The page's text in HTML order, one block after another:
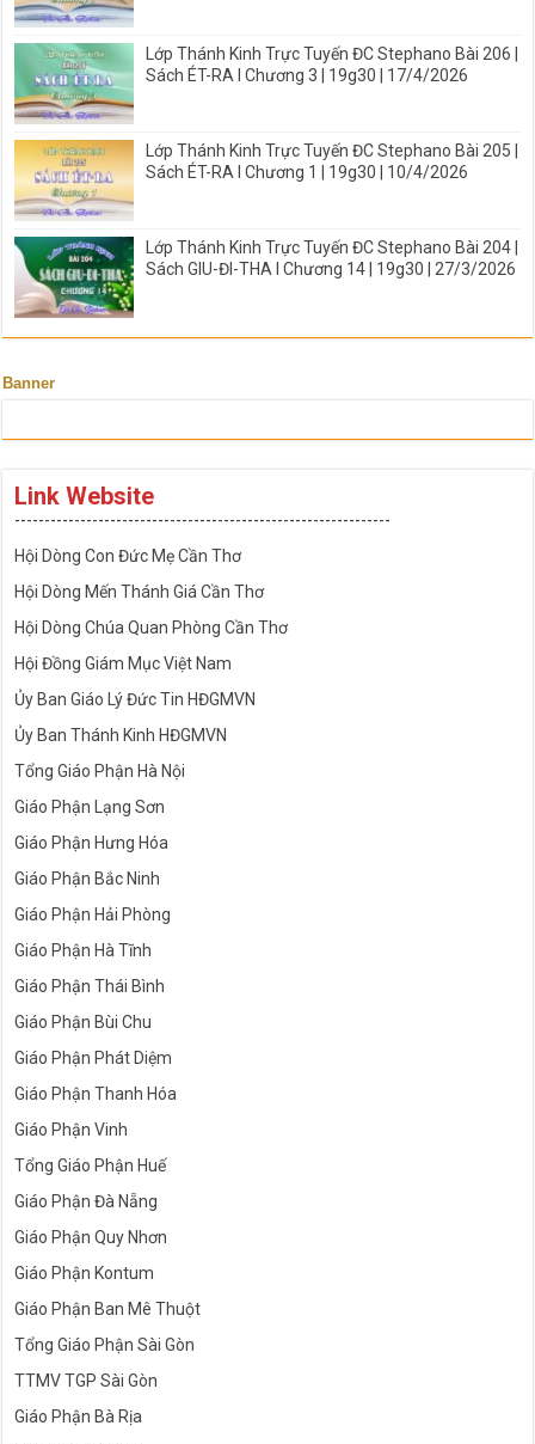
Lớp Thánh Kinh Trực Tuyến ĐC Stephano Bài 206 |
Sách ÉT-RA I Chương 3 | 19g30 | 17/4/2026
Lớp Thánh Kinh Trực Tuyến ĐC Stephano Bài 205 |
Sách ÉT-RA I Chương 1 | 19g30 | 10/4/2026
Lớp Thánh Kinh Trực Tuyến ĐC Stephano Bài 204 |
Sách GIU-ĐI-THA I Chương 14 | 19g30 | 27/3/2026
Banner
Link Website
---------------------------------------------------------------
Hội Dòng Con Đức Mẹ Cần Thơ
Hội Dòng Mến Thánh Giá Cần Thơ
Hội Dòng Chúa Quan Phòng Cần Thơ
Hội Đồng Giám Mục Việt Nam
Ủy Ban Giáo Lý Đức Tin HĐGMVN
Ủy Ban Thánh Kinh HĐGMVN
Tổng Giáo Phận Hà Nội
Giáo Phận Lạng Sơn
Giáo Phận Hưng Hóa
Giáo Phận Bắc Ninh
Giáo Phận Hải Phòng
Giáo Phận Hà Tĩnh
Giáo Phận Thái Bình
Giáo Phận Bùi Chu
Giáo Phận Phát Diệm
Giáo Phận Thanh Hóa
Giáo Phận Vinh
Tổng Giáo Phận Huế
Giáo Phận Đà Nẵng
Giáo Phận Quy Nhơn
Giáo Phận Kontum
Giáo Phận Ban Mê Thuột
Tổng Giáo Phận Sài Gòn
TTMV TGP Sài Gòn
Giáo Phận Bà Rịa